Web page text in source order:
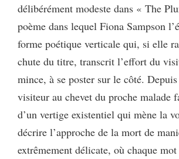
délibérément modeste dans « The
poème dans lequel Fiona Sampson
forme poétique verticale qui, si elle
chute du titre, transcrit l’effort du
mince, à se poster sur le côté.
visiteur au chevet du proche malade
d’un vertige existentiel qui mène la
décrire l’approche de la mort de
extrêmement délicate, où chaque